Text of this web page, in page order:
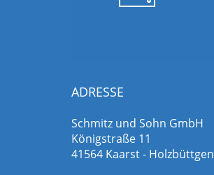
ADRESSE
Schmitz und Sohn GmbH
Königstraße 11
41564 Kaarst - Holzbüttgen